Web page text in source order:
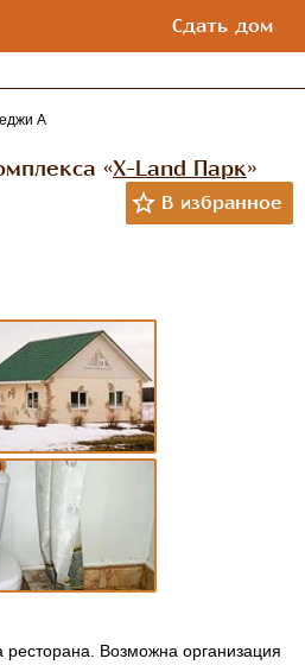
Сдать дом
А
«Х-Land Парк»
Возможна организация